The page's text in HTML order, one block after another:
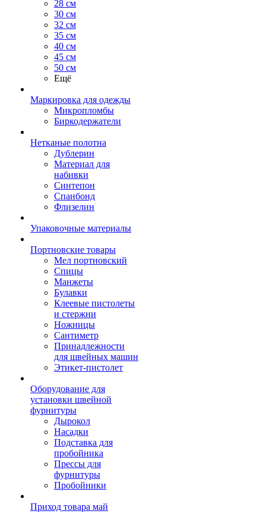
28 см
30 см
32 см
35 см
40 см
45 см
50 см
Ещё
Маркировка для одежды
Микропломбы
Биркодержатели
Нетканые полотна
Дублерин
Материал для
набивки
Синтепон
Спанбонд
Флизелин
Упаковочные материалы
Портновские товары
Мел портновский
Спицы
Манжеты
Булавки
Клеевые пистолеты
и стержни
Ножницы
Сантиметр
Принадлежности
для швейных машин
Этикет-пистолет
Оборудование для
установки швейной
фурнитуры
Дырокол
Насадки
Подставка для
пробойника
Прессы для
фурнитуры
Пробойники
Приход товара май